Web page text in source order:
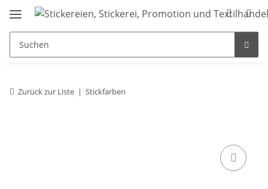
Zurück zur Liste Stickfarben